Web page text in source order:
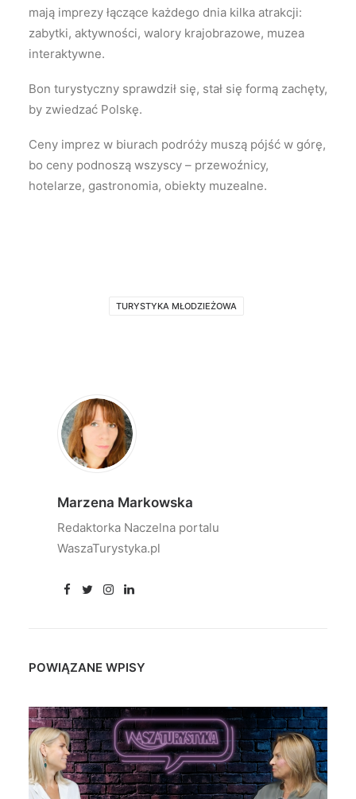
mają imprezy łączące każdego dnia kilka atrakcji:
zabytki, aktywności, walory krajobrazowe, muzea
interaktywne.
Bon turystyczny sprawdził się, stał się formą zachęty,
by zwiedzać Polskę.
Ceny imprez w biurach podróży muszą pójść w górę,
bo ceny podnoszą wszyscy – przewoźnicy,
hotelarze, gastronomia, obiekty muzealne.
TURYSTYKA MŁODZIEŻOWA
Marzena Markowska
Redaktorka Naczelna portalu
WaszaTurystyka.pl
POWIĄZANE WPISY